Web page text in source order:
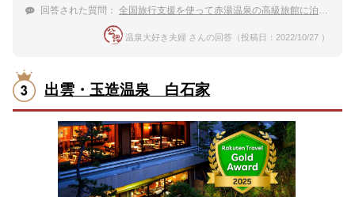
回答された質問： 全国旅行支援を使って赤湯温泉の高級旅館に泊まりたい。夫婦旅行でおすすめの温泉宿は？
温泉大好き夫婦 さんの回答（投稿日：2022/10/27 ）
出雲・玉造温泉 白石家